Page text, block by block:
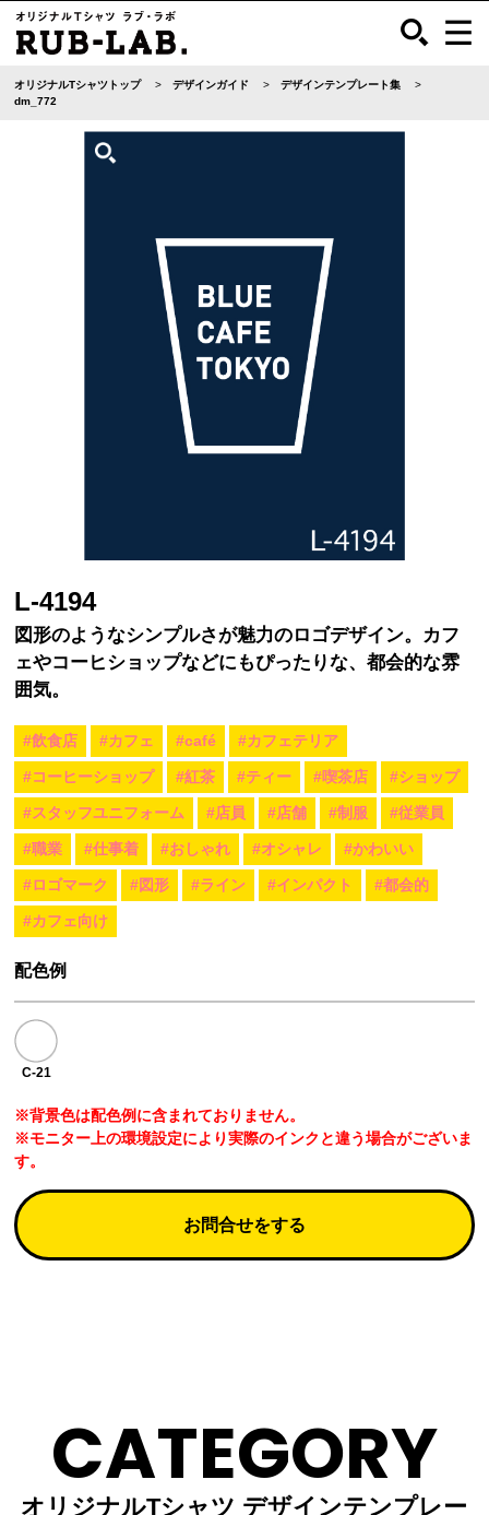
オリジナルTシャツトップ デザインガイド
デザインテンプレート集
dm_772
L-4194
図形のようなシンプルさが魅力のロゴデザイン。カフ
ェやコーヒショップなどにもぴったりな、都会的な雰
囲気。
#飲食店 #カフェ #café #カフェテリア
#コーヒーショップ #紅茶 #ティー #喫茶店 #ショップ
#スタッフユニフォーム #店員 #店舗 #制服 #従業員
#職業 #仕事着 #おしゃれ #オシャレ #かわいい
#ロゴマーク #図形 #ライン #インパクト #都会的
#カフェ向け
配色例
C-21
※背景色は配色例に含まれておりません。
※モニター上の環境設定により実際のインクと違う場合がございま
す。
お問合せをする
CATEGORY
オリジナルTシャツ デザインテンプレー